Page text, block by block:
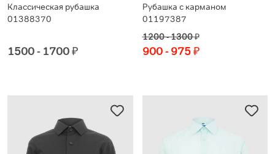
Классическая рубашка
01388370
1500 - 1700₽
Рубашка с карманом
01197387
1200 - 1300₽
900 - 975₽